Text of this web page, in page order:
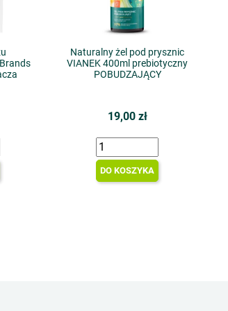
Naturalny żel pod prysznic
VIANEK 400ml prebiotyczny
POBUDZAJĄCY
19,00 zł
DO KOSZYKA